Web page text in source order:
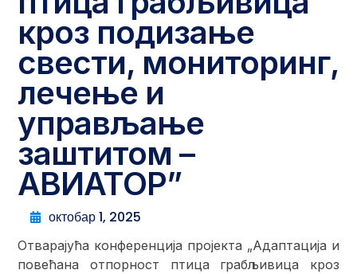
кроз подизање
свести, мониторинг,
лечење и
управљање
заштитом –
АВИАТОР”
октобар 1, 2025
Отварајућа конференција пројекта „Адаптација и
повећана отпорност птица грабљивица кроз